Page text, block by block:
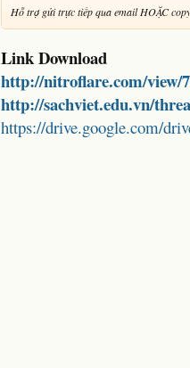
Hỗ trợ gửi trực tiếp qua email HOẶC
Link Download
http://nitroflare.com/view/
http://sachviet.edu.vn/
https://drive.google.com/